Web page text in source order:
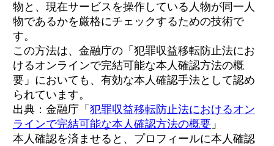
物と、現在サービスを操作している人物が同一人
物であるかを厳格にチェックするための技術で
す。
この方法は、金融庁の「犯罪収益移転防止法にお
けるオンラインで完結可能な本人確認方法の概
要」においても、有効な本人確認手法として認め
られています。
出典：金融庁「 犯罪収益移転防止法におけるオン
ラインで完結可能な本人確認方法の概要」
本人確認を済ませると、プロフィールに本人確認